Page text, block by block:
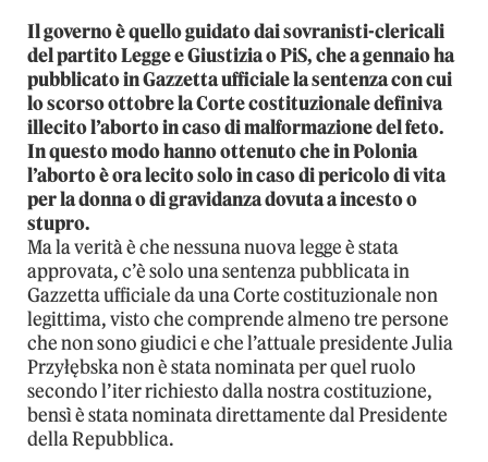
Il governo è quello guidato dai sovranisti-clericali
del partito Legge e Giustizia o PiS, che a gennaio ha
pubblicato in Gazzetta ufficiale la sentenza con cui
lo scorso ottobre la Corte costituzionale definiva
illecito l’aborto in caso di malformazione del feto.
In questo modo hanno ottenuto che in Polonia
l’aborto è ora lecito solo in caso di pericolo di vita
per la donna o di gravidanza dovuta a incesto o
stupro.
Ma la verità è che nessuna nuova legge è stata
approvata, c’è solo una sentenza pubblicata in
Gazzetta ufficiale da una Corte costituzionale non
legittima, visto che comprende almeno tre persone
che non sono giudici e che l’attuale presidente Julia
Przyłębska non è stata nominata per quel ruolo
secondo l’iter richiesto dalla nostra costituzione,
bensì è stata nominata direttamente dal Presidente
della Repubblica.